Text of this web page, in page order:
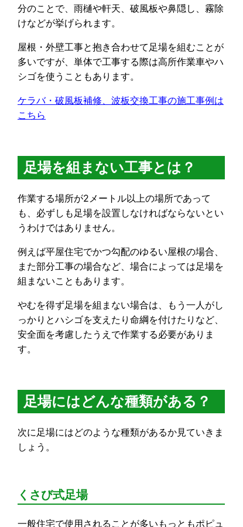
分のことで、雨樋や軒天、破風板や鼻隠し、霧除
けなどが挙げられます。
屋根・外壁工事と抱き合わせて足場を組むことが
多いですが、単体で工事する際は高所作業車やハ
シゴを使うこともあります。
ケラバ・破風板補修、波板交換工事の施工事例は
こちら
足場を組まない工事とは？
作業する場所が2メートル以上の場所であって
も、必ずしも足場を設置しなければならないとい
うわけではありません。
例えば平屋住宅でかつ勾配のゆるい屋根の場合、
また部分工事の場合など、場合によっては足場を
組まないこともあります。
やむを得ず足場を組まない場合は、もう一人がし
っかりとハシゴを支えたり命綱を付けたりなど、
安全面を考慮したうえで作業する必要がありま
す。
足場にはどんな種類がある？
次に足場にはどのような種類があるか見ていきま
しょう。
くさび式足場
一般住宅で使用されることが多いもっともポピュ